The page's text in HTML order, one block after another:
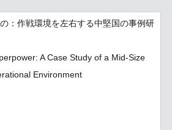
：作戦環境を左右する中堅国の事例研
A Case Study of a Mid-Size
Environment